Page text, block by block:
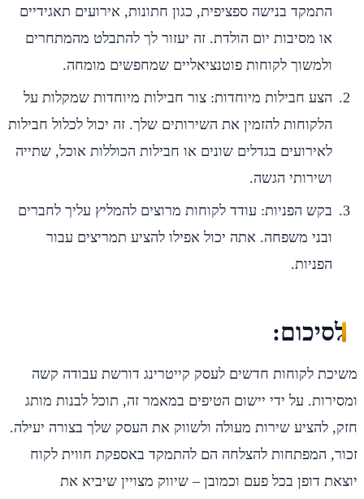
התמקד בנישה ספציפית, כגון חתונות, אירועים תאגידיים
או מסיבות יום הולדת. זה יעזור לך להתבלט מהמתחרים
ולמשוך לקוחות פוטנציאליים שמחפשים מומחה.
הצע חבילות מיוחדות: צור חבילות מיוחדות שמקלות על
הלקוחות להזמין את השירותים שלך. זה יכול לכלול חבילות
לאירועים בגדלים שונים או חבילות הכוללות אוכל, שתייה
ושירותי הגשה.
בקש הפניות: עודד לקוחות מרוצים להמליץ עליך לחברים
ובני משפחה. אתה יכול אפילו להציע תמריצים עבור
הפניות.
לסיכום:
משיכת לקוחות חדשים לעסק קייטרינג דורשת עבודה קשה
ומסירות. על ידי יישום הטיפים במאמר זה, תוכל לבנות מותג
חזק, להציע שירות מעולה ולשווק את העסק שלך בצורה יעילה.
זכור, המפתחות להצלחה הם להתמקד באספקת חווית לקוח
יוצאת דופן בכל פעם וכמובן – שיווק מצויין שיביא את